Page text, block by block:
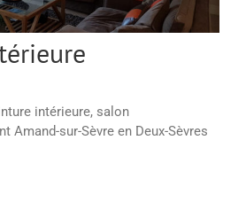
intérieure, salon
Amand-sur-Sèvre en Deux-Sèvres